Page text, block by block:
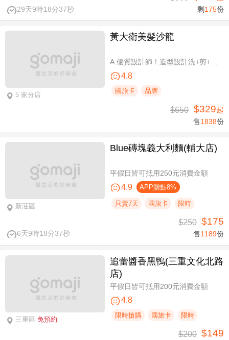
29天9時18分37秒 剩 175份
5 家分店
黃大衛美髮沙龍
A.優質設計師！造型設計洗+剪+護 / B.簡單擁有亮麗秀髮！亮麗單色染/髮根補染 二選一(不限髮長) / C.讓你自信！質感造型設計燙髮(不限髮長) / D.好評推薦！ 資深優質設計師-質感造型設計燙髮(燙髮含剪髮)/亮麗單色染(不限髮長，十選一)
4.8
國旅卡 品牌
$650 $329起
售1838份
新莊區
Blue磚塊義大利麵(輔大店)
平假日皆可抵用250元消費金額
4.9 APP贈點8%
只賣7天 國旅卡 限時
6天9時18分37秒
$250 $175
售1189份
三重區 免預約
追蕾醬香黑鴨(三重文化北路
店)
平假日皆可抵用200元消費金額
4.8
限時搶購 國旅卡 限時
$200 $149